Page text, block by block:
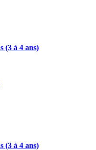
(3 à 4 ans)
(3 à 4 ans)